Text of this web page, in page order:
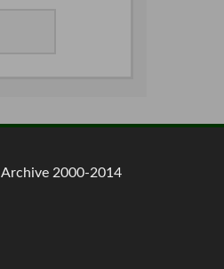
Archive 2000-2014